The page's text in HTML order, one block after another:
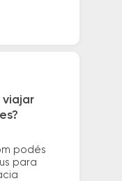
viajar
podés
para